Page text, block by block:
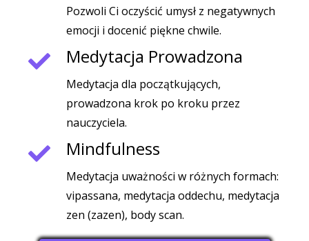
Pozwoli Ci oczyścić umysł z negatywnych
emocji i docenić piękne chwile.
Medytacja Prowadzona
Medytacja dla początkujących,
prowadzona krok po kroku przez
nauczyciela.
Mindfulness
Medytacja uważności w różnych formach:
vipassana, medytacja oddechu, medytacja
zen (zazen), body scan.